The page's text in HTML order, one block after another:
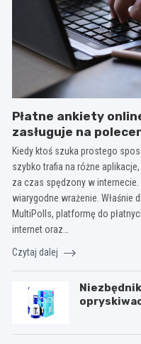
Płatne ankiety
zasługuje na
Kiedy ktoś szuka prostego
szybko trafia na różne
za czas spędzony w
wiarygodne wrażenie. Właśnie
MultiPolls, platformę do
internet oraz…
Czytaj dalej